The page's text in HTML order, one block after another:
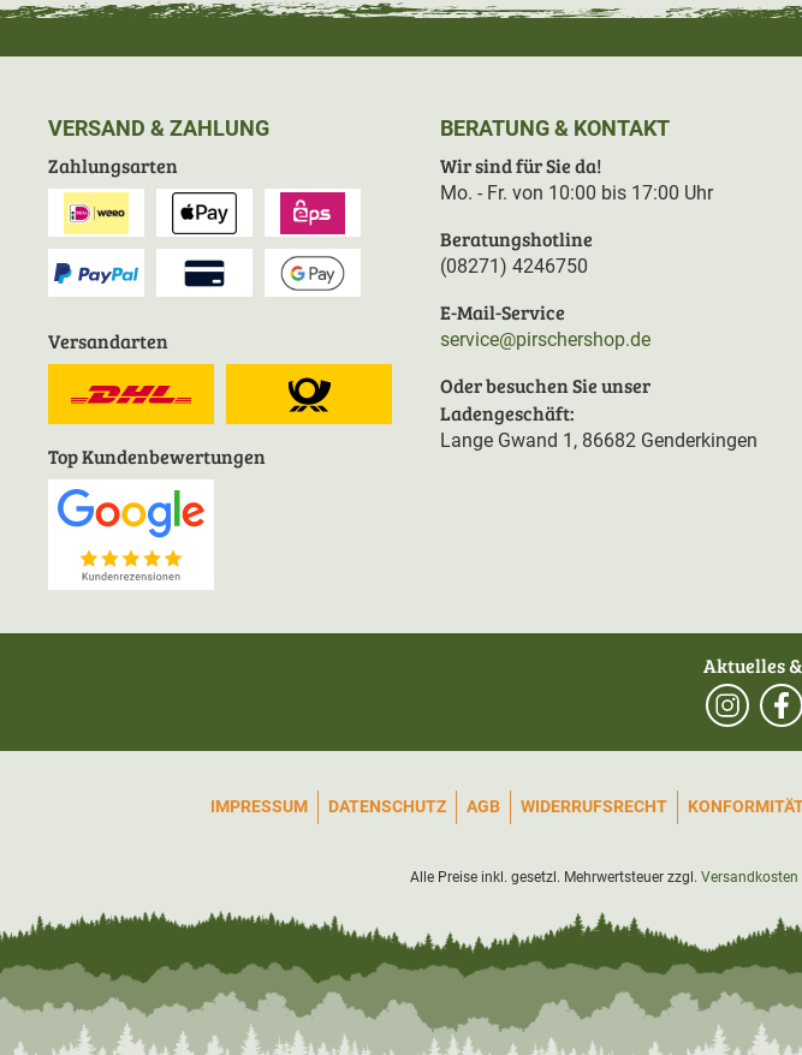
VERSAND & ZAHLUNG
Zahlungsarten
Versandarten
Top Kundenbewertungen
BERATUNG & KONTAKT
Wir sind für Sie da!
Mo. - Fr. von 10:00 bis 17:00 Uhr
Beratungshotline
(08271) 4246750
E-Mail-Service
service@pirschershop.de
Oder besuchen Sie unser
Ladengeschäft:
Lange Gwand 1, 86682 Genderkingen
Aktuelles
IMPRESSUM DATENSCHUTZ AGB WIDERRUFSRECHT
Alle Preise inkl. gesetzl. Mehrwertsteuer zzgl. Versandkosten